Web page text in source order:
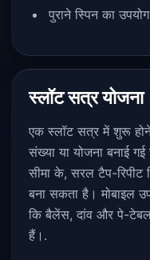
पुराने स्पिन का
स्लॉट सत्र योजना
एक स्लॉट सत्र में शुरू
संख्या या योजना बनाई गई
सीमा के, सरल टैप-रिपीट
बना सकता है। मोबाइल
कि बैलेंस, दांव और पे-
हैं।.